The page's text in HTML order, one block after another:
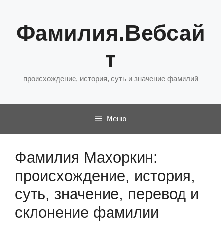
содержимому
Фамилия.Вебсай
т
происхождение, история, суть и значение фамилий
Меню
Фамилия Махоркин:
происхождение, история,
суть, значение, перевод и
склонение фамилии